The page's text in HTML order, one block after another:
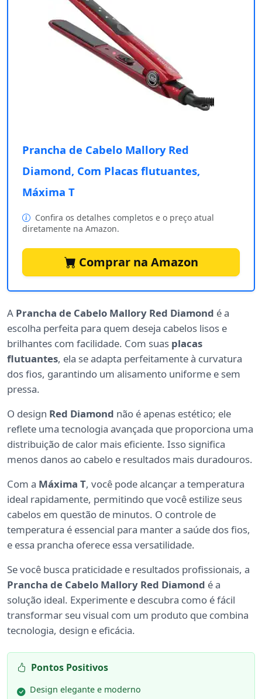
Prancha de Cabelo Mallory Red
Diamond, Com Placas flutuantes,
Máxima T
Confira os detalhes completos e o preço atual
diretamente na Amazon.
Comprar na Amazon
A Prancha de Cabelo Mallory Red Diamond é a
escolha perfeita para quem deseja cabelos lisos e
brilhantes com facilidade. Com suas placas
flutuantes, ela se adapta perfeitamente à curvatura
dos fios, garantindo um alisamento uniforme e sem
pressa.
O design Red Diamond não é apenas estético; ele
reflete uma tecnologia avançada que proporciona uma
distribuição de calor mais eficiente. Isso significa
menos danos ao cabelo e resultados mais duradouros.
Com a Máxima T, você pode alcançar a temperatura
ideal rapidamente, permitindo que você estilize seus
cabelos em questão de minutos. O controle de
temperatura é essencial para manter a saúde dos fios,
e essa prancha oferece essa versatilidade.
Se você busca praticidade e resultados profissionais, a
Prancha de Cabelo Mallory Red Diamond é a
solução ideal. Experimente e descubra como é fácil
transformar seu visual com um produto que combina
tecnologia, design e eficácia.
Pontos Positivos
Design elegante e moderno